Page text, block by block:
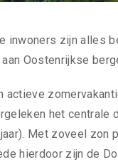
inwoners zijn alles
Oostenrijkse
het centrale
Met zoveel zon
hierdoor zijn de